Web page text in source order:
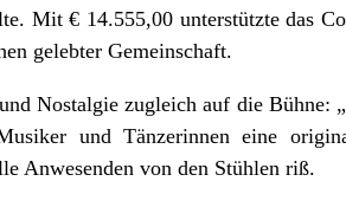
Mit € 14.555,00 unterstützte das
gelebter Gemeinschaft.
Nostalgie zugleich auf die Bühne:
und Tänzerinnen eine
Anwesenden von den Stühlen riß.